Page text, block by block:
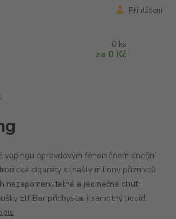
Přihlášení
0 ks
za 0 Kč
vapingu opravdovým fenoménem dnešní
cigarety si našly miliony příznivců
nezapomenutelné a jedinečné chuti
Elf Bar přichystal i samotný liquid